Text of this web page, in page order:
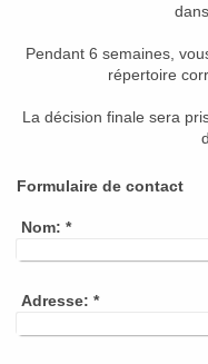
Pendant 6 semaines,
répertoire
La décision finale sera
Formulaire de contact
Nom: *
Adresse: *